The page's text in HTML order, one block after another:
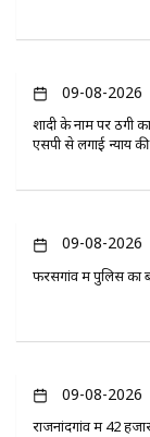
09-08-2026
शादी के नाम पर ठगी
एसपी से लगाई न्याय
09-08-2026
फरसगांव में पुलिस का
09-08-2026
राजनांदगांव में 42